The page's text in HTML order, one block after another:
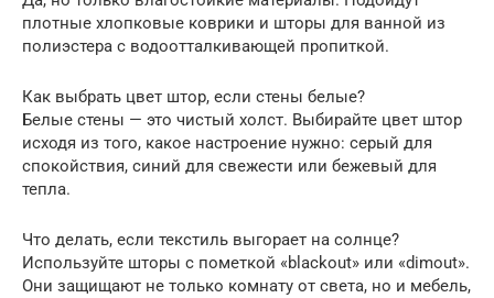
плотные хлопковые коврики и шторы для ванной из
полиэстера с водоотталкивающей пропиткой.
Как выбрать цвет штор, если стены белые?
Белые стены — это чистый холст. Выбирайте цвет штор
исходя из того, какое настроение нужно: серый для
спокойствия, синий для свежести или бежевый для
тепла.
Что делать, если текстиль выгорает на солнце?
Используйте шторы с пометкой «blackout» или «dimout».
Они защищают не только комнату от света, но и мебель,